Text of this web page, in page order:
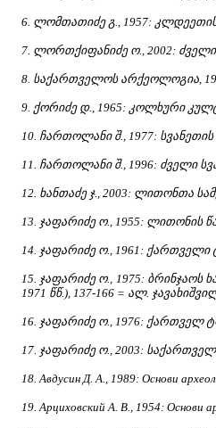
6. ლომთათიძე გ., 1957:
7. ლორთქიფანიძე ო., 2002:
8. საქართველოს არქეოლოგია,
9. ქორიძე დ., 1965: კოლხური
10. ჩართოლანი შ., 1977:
11. ჩართოლანი შ., 1996: ძველი
12. ხანთაძე ჯ., 2003: ლითონთა
13. ჯაფარიძე ო., 1955: ლითონის
14. ჯაფარიძე ო., 1961:
15. ჯაფარიძე ო., 1975: ბრინჯაოს
1971 წწ.), 137-166 = ალ.
16. ჯაფარიძე ო., 1976: ქართველ
17. ჯაფარიძე ო., 2003:
18. Авдусин Д. А., 1989: Основи
19. Арциховский А. В., 1954: Основи